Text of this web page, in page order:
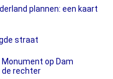
plannen: een kaart
straat
op Dam
de rechter